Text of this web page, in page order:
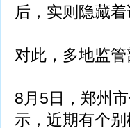
后，实则隐藏着
对此，多地监
8月5日，郑州
示，近期有个